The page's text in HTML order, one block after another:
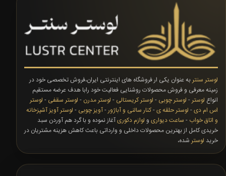
لوستر سنتر به عنوان یکی ار فروشگاه های اینترنتی ایران،فروش تخصصی خود در
زمینه معرفی و فروش محصولات روشنایی فعالیت خود رابا هدف عرضه مستقیم
انواع لوستر - لوستر چوبی - لوستر کریستالی - لوستر مدرن - لوستر سقفی - لوستر
اس ام دی- لوستر حلقه ی-کنار سالنی و آباژور-آویز چوبی - لوستر آویز آشپزخانه
و اتاق خواب - ساعت دیواری و لوازم دکوریآغاز نموده و با گرد هم آوردن سبد
خریدی کامل از بهترین محصولات داخلی و وارداتی باعث کاهش هزینه مشتریان در
خرید لوستر شده،